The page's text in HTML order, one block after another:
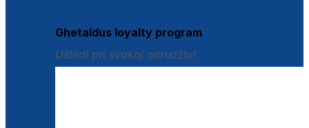
Ghetaldus loyalty program
Uštedi pri svakoj narudžbi!